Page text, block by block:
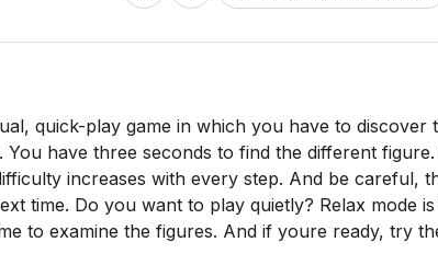
quick-play game in which you have to
You have three seconds to find the different
increases with every step. And be careful,
time. Do you want to play quietly? Relax mode
to examine the figures. And if youre ready, try